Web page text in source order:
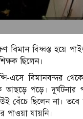
বিমান বিধ্বস্ত হয়ে
ছিলেন।
এসে বিমানবন্দর
আছড়ে পড়ে।
বেঁচে ছিলেন না।
পাওয়া যায়নি।